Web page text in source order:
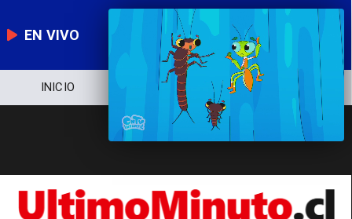
EN VIVO
NOTICIERO POLÍTICA ECONOMÍA